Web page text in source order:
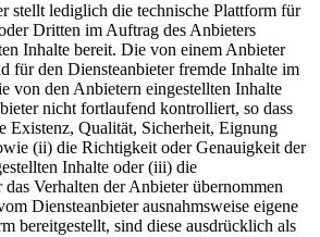
stellt lediglich die technische Plattform für
Dritten im Auftrag des Anbieters
Inhalte bereit. Die von einem Anbieter
für den Diensteanbieter fremde Inhalte im
von den Anbietern eingestellten Inhalte
nicht fortlaufend kontrolliert, so dass
Existenz, Qualität, Sicherheit, Eignung
(ii) die Richtigkeit oder Genauigkeit der
Inhalte oder (iii) die
Verhalten der Anbieter übernommen
Diensteanbieter ausnahmsweise eigene
bereitgestellt, sind diese ausdrücklich als